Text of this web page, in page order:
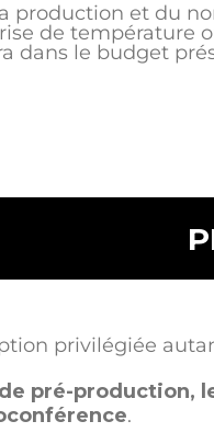
production et du
de température
dans le budget
privilégiée
pré-production,
.